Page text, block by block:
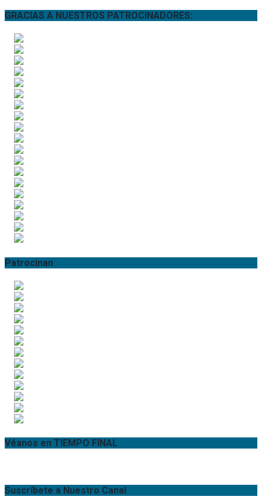
GRACIAS A NUESTROS PATROCINADORES:
Patrocinan
Véanos en TIEMPO FINAL
Suscríbete a Nuestro Canal